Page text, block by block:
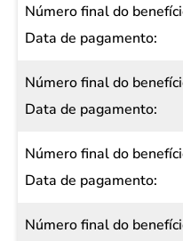
Número
final do
Data de
pagamento